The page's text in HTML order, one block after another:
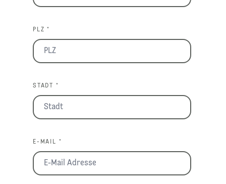
PLZ *
STADT *
E-MAIL *